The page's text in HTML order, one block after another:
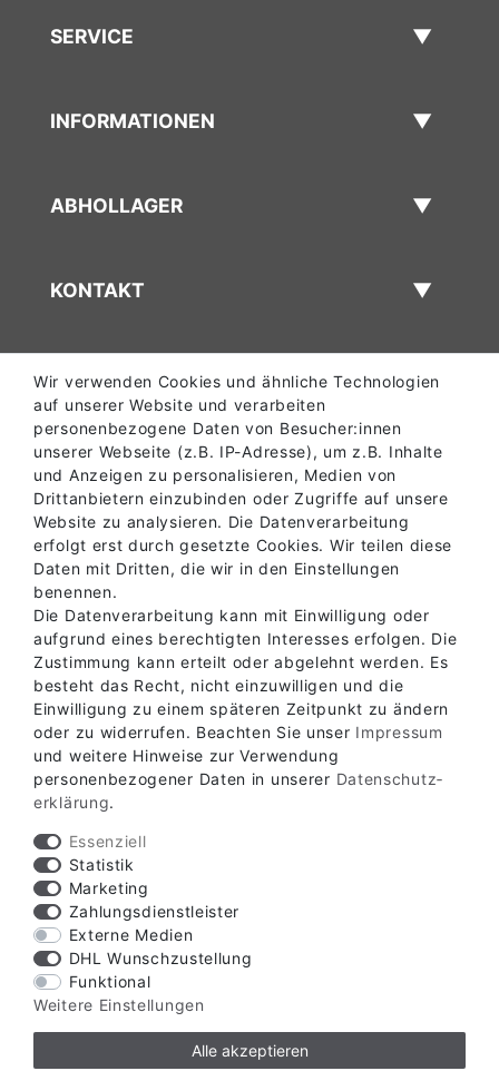
SERVICE
INFORMATIONEN
ABHOLLAGER
KONTAKT
Verfügbare Zahlungsarten
Verfügbare Versandarten
Wir verwenden Cookies und ähnliche Technologien
auf unserer Website und verarbeiten
personenbezogene Daten von Besucher:innen
unserer Webseite (z.B. IP-Adresse), um z.B. Inhalte
und Anzeigen zu personalisieren, Medien von
Drittanbietern einzubinden oder Zugriffe auf unsere
Website zu analysieren. Die Datenverarbeitung
erfolgt erst durch gesetzte Cookies. Wir teilen diese
Daten mit Dritten, die wir in den Einstellungen
benennen.
Die Datenverarbeitung kann mit Einwilligung oder
aufgrund eines berechtigten Interesses erfolgen. Die
Zustimmung kann erteilt oder abgelehnt werden. Es
besteht das Recht, nicht einzuwilligen und die
Einwilligung zu einem späteren Zeitpunkt zu ändern
oder zu widerrufen. Beachten Sie unser Impressum
und weitere Hinweise zur Verwendung
personenbezogener Daten in unserer Daten­schutz­
erklärung.
Essenziell
Statistik
Marketing
Zahlungsdienstleister
Externe Medien
DHL Wunschzustellung
Funktional
Weitere Einstellungen
Alle akzeptieren